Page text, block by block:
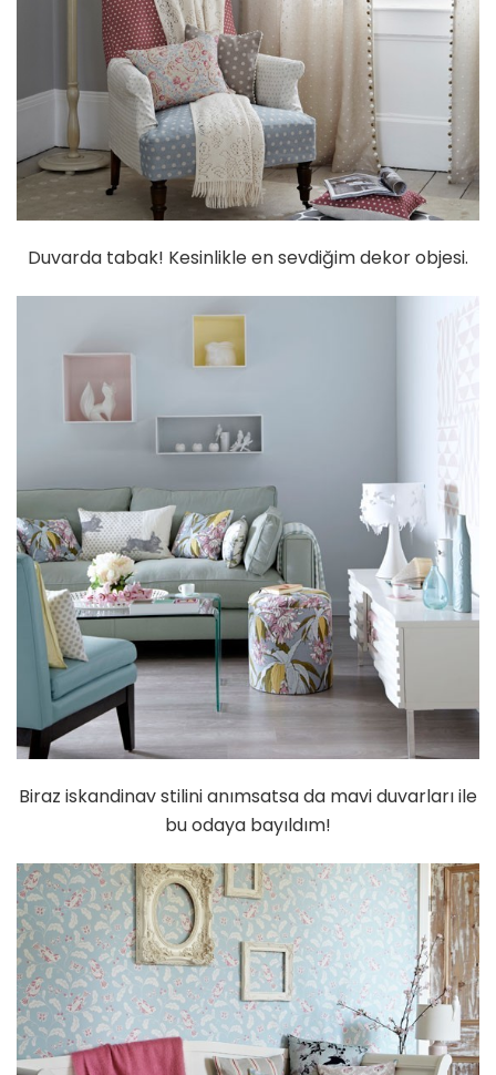
Duvarda tabak! Kesinlikle en sevdiğim dekor objesi.
Biraz iskandinav stilini anımsatsa da mavi duvarları ile
bu odaya bayıldım!